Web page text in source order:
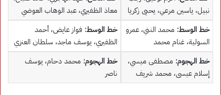
نبيل، ياسين مرعي، يحيى زكريا
معاذ الظفيري، عبد الوهاب العوضي
خط الوسط: محمد النني، عمرو
السولية، غنام محمد
خط الوسط: فواز عايض، أحمد
الظفيري، يوسف ماجد، سلطان العنزي
خط الهجوم: مصطفى ميسي،
إسلام عيسى، محمد شريف
خط الهجوم: محمد دحام، يوسف
ناصر